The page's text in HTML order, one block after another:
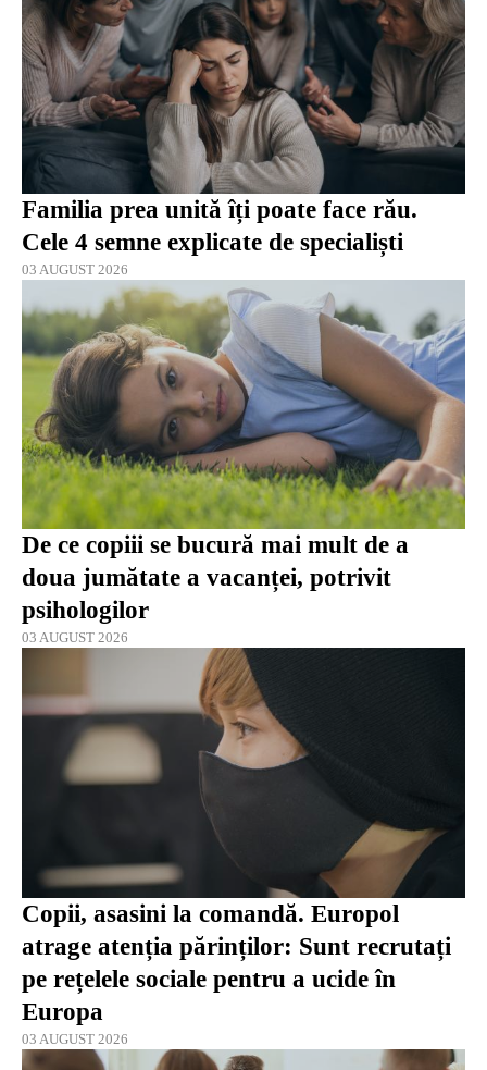
Familia prea unită îți poate face rău.
Cele 4 semne explicate de specialiști
03 AUGUST 2026
De ce copiii se bucură mai mult de a
doua jumătate a vacanței, potrivit
psihologilor
03 AUGUST 2026
Copii, asasini la comandă. Europol
atrage atenția părinților: Sunt recrutați
pe rețelele sociale pentru a ucide în
Europa
03 AUGUST 2026